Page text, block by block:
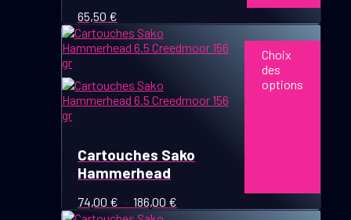
65,50 €
Cartouches Sako
Hammerhead
74,00 € 186,00 €
de
Choix
des
options
Ce
produit
a
plusieurs
variations.
Les
options
être
choisies
page